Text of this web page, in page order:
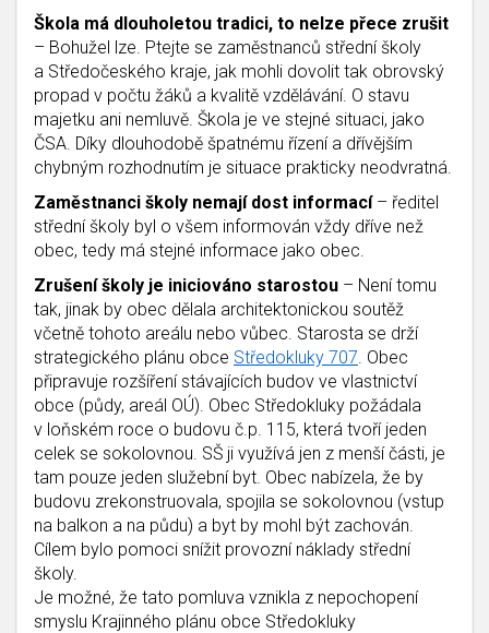
Škola má dlouholetou tradici, to nelze přece zrušit
– Bohužel lze. Ptejte se zaměstnanců střední školy
a Středočeského kraje, jak mohli dovolit tak obrovský
propad v počtu žáků a kvalitě vzdělávání. O stavu
majetku ani nemluvě. Škola je ve stejné situaci, jako
ČSA. Díky dlouhodobě špatnému řízení a dřívějším
chybným rozhodnutím je situace prakticky neodvratná.
Zaměstnanci školy nemají dost informací– ředitel
střední školy byl o všem informován vždy dříve než
obec, tedy má stejné informace jako obec.
Zrušení školy je iniciováno starostou – Není tomu
tak, jinak by obec dělala architektonickou soutěž
včetně tohoto areálu nebo vůbec. Starosta se drží
strategického plánu obce Středokluky 707. Obec
připravuje rozšíření stávajících budov ve vlastnictví
obce (půdy, areál OÚ). Obec Středokluky požádala
v loňském roce o budovu č.p. 115, která tvoří jeden
celek se sokolovnou. SŠ ji využívá jen z menší části, je
tam pouze jeden služební byt. Obec nabízela, že by
budovu zrekonstruovala, spojila se sokolovnou (vstup
na balkon a na půdu) a byt by mohl být zachován.
Cílem bylo pomoci snížit provozní náklady střední
školy.
Je možné, že tato pomluva vznikla z nepochopení
smyslu Krajinného plánu obce Středokluky